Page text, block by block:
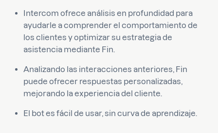
Intercom ofrece análisis en profundidad para
ayudarle a comprender el comportamiento de
los clientes y optimizar su estrategia de
asistencia mediante Fin.
Analizando las interacciones anteriores, Fin
puede ofrecer respuestas personalizadas,
mejorando la experiencia del cliente.
El bot es fácil de usar, sin curva de aprendizaje.